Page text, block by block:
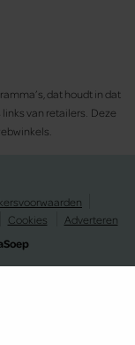
dat houdt in dat
van retailers. Deze
Cookies
Adverteren